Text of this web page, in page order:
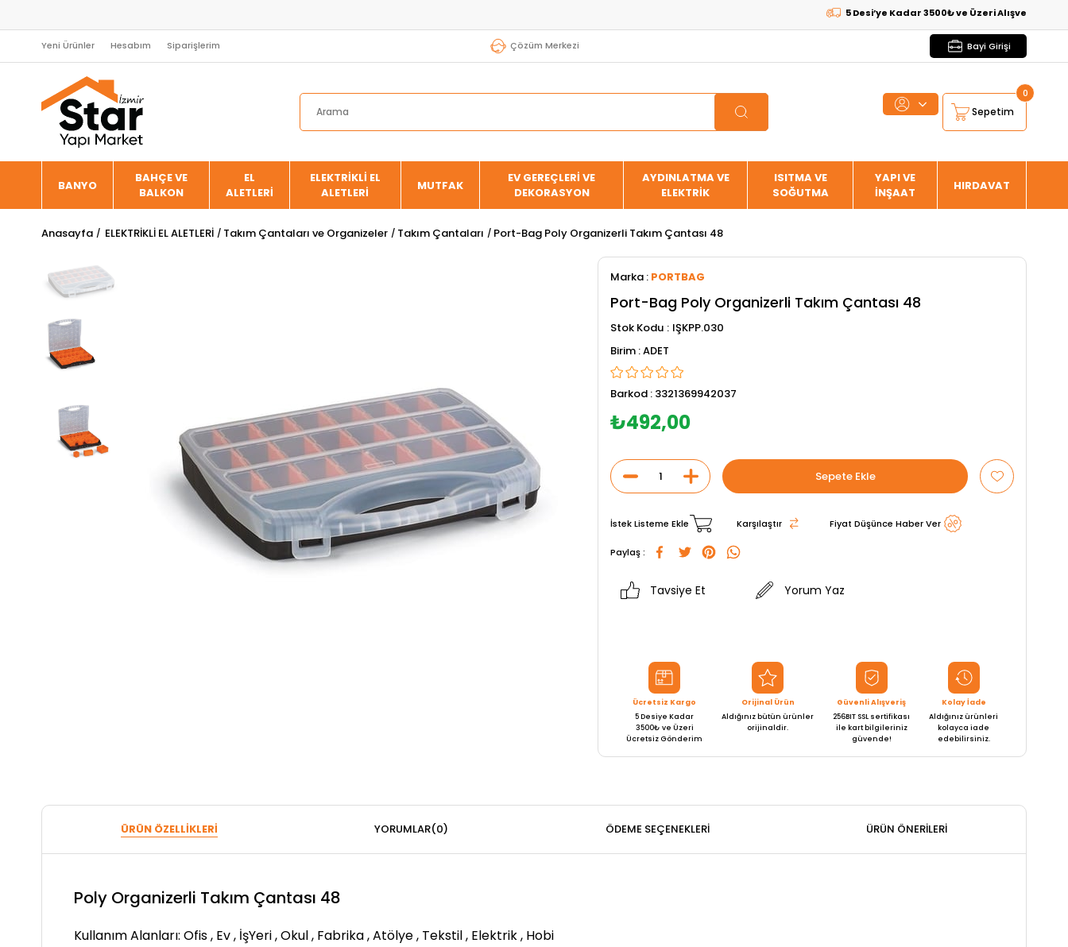
5 Desi’ye Kadar 3500₺ ve Üzeri Alışverişlerde
Yeni Ürünler Hesabım Siparişlerim Çözüm Merkezi Bayi Girişi
Sepetim
0
BANYO
BAHÇE VE
BALKON
EL
ALETLERİ
ELEKTRİKLİ EL
ALETLERİ
MUTFAK
EV GEREÇLERİ VE
DEKORASYON
AYDINLATMA VE
ELEKTRİK
ISITMA VE
SOĞUTMA
YAPI VE
İNŞAAT
HIRDAVAT
Anasayfa ELEKTRİKLİ EL ALETLERİ Takım Çantaları ve Organizeler Takım Çantaları Port-Bag Poly Organizerli Takım Çantası 48
Marka : PORTBAG
Port-Bag Poly Organizerli Takım Çantası 48
Stok Kodu
IŞKPP.030
ADET
Barkod : 3321369942037
₺492,00
İstek Listeme Ekle Karşılaştır Fiyat Düşünce Haber Ver
Paylaş :
Tavsiye Et Yorum Yaz
Ücretsiz Kargo
5 Desiye Kadar
3500₺ ve Üzeri
Ücretsiz Gönderim
Orijinal Ürün
Aldığınız bütün ürünler
orijinaldir.
Güvenli Alışveriş
256BIT SSL sertifikası
ile kart bilgileriniz
güvende!
Kolay İade
Aldığınız ürünleri
kolayca iade
edebilirsiniz.
ÜRÜN ÖZELLIKLERI YORUMLAR(0) ÖDEME SEÇENEKLERI ÜRÜN ÖNERILERI
Poly Organizerli Takım Çantası 48
Kullanım Alanları: Ofis , Ev , İşYeri , Okul , Fabrika , Atölye , Tekstil , Elektrik , Hobi